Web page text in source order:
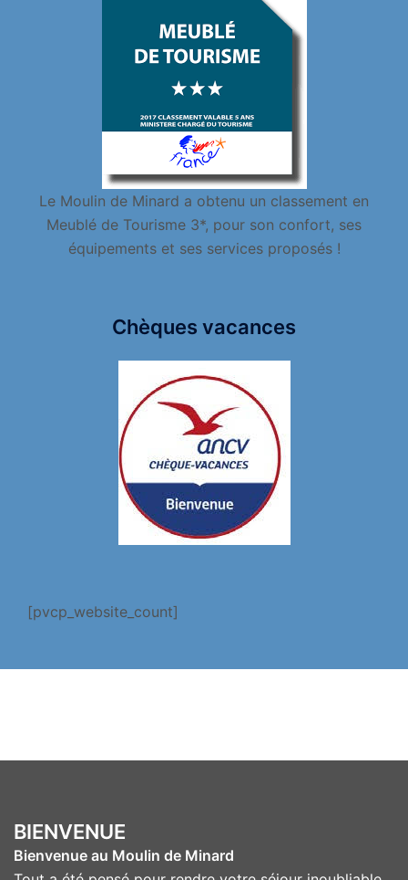
Le Moulin de Minard a obtenu un classement en
Meublé de Tourisme 3*, pour son confort, ses
équipements et ses services proposés !
Chèques vacances
[pvcp_website_count]
BIENVENUE
Bienvenue au Moulin de Minard